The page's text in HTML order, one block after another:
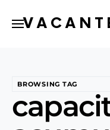
BROWSING TAG